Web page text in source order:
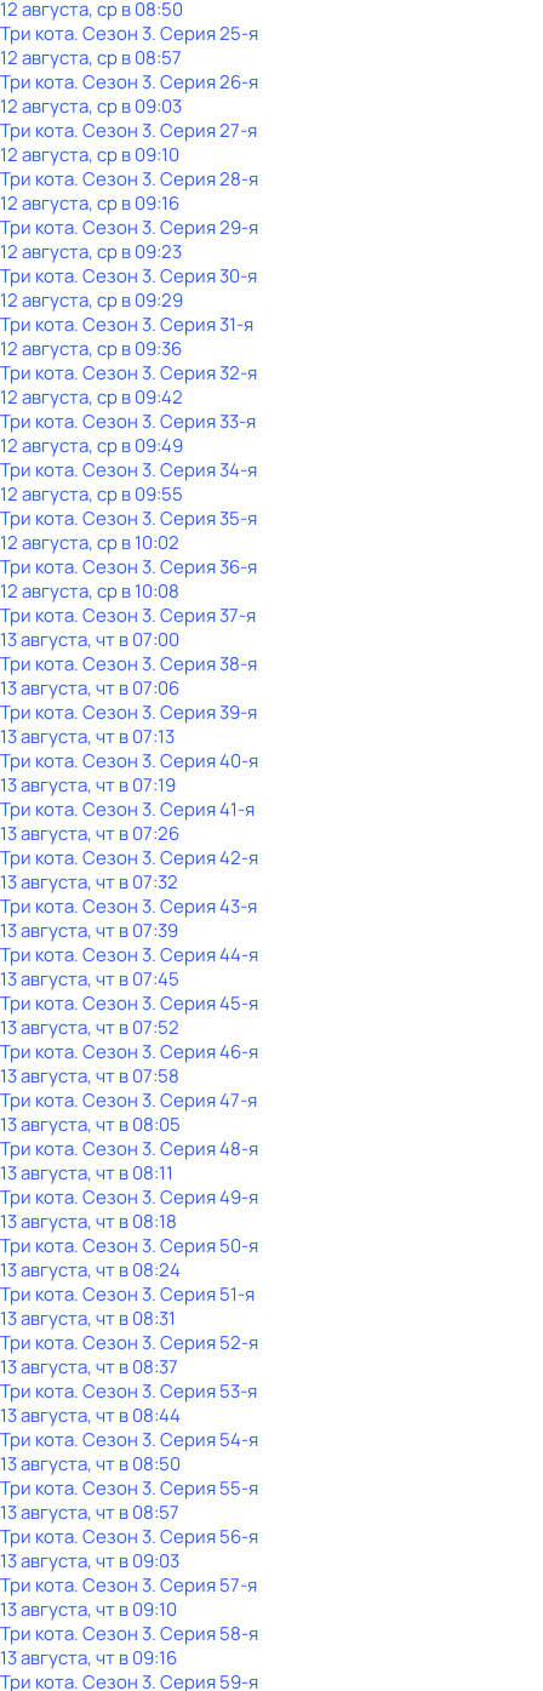
12 августа, ср в 08:50
Три кота. Сезон 3. Серия 25-я
12 августа, ср в 08:57
Три кота. Сезон 3. Серия 26-я
12 августа, ср в 09:03
Три кота. Сезон 3. Серия 27-я
12 августа, ср в 09:10
Три кота. Сезон 3. Серия 28-я
12 августа, ср в 09:16
Три кота. Сезон 3. Серия 29-я
12 августа, ср в 09:23
Три кота. Сезон 3. Серия 30-я
12 августа, ср в 09:29
Три кота. Сезон 3. Серия 31-я
12 августа, ср в 09:36
Три кота. Сезон 3. Серия 32-я
12 августа, ср в 09:42
Три кота. Сезон 3. Серия 33-я
12 августа, ср в 09:49
Три кота. Сезон 3. Серия 34-я
12 августа, ср в 09:55
Три кота. Сезон 3. Серия 35-я
12 августа, ср в 10:02
Три кота. Сезон 3. Серия 36-я
12 августа, ср в 10:08
Три кота. Сезон 3. Серия 37-я
13 августа, чт в 07:00
Три кота. Сезон 3. Серия 38-я
13 августа, чт в 07:06
Три кота. Сезон 3. Серия 39-я
13 августа, чт в 07:13
Три кота. Сезон 3. Серия 40-я
13 августа, чт в 07:19
Три кота. Сезон 3. Серия 41-я
13 августа, чт в 07:26
Три кота. Сезон 3. Серия 42-я
13 августа, чт в 07:32
Три кота. Сезон 3. Серия 43-я
13 августа, чт в 07:39
Три кота. Сезон 3. Серия 44-я
13 августа, чт в 07:45
Три кота. Сезон 3. Серия 45-я
13 августа, чт в 07:52
Три кота. Сезон 3. Серия 46-я
13 августа, чт в 07:58
Три кота. Сезон 3. Серия 47-я
13 августа, чт в 08:05
Три кота. Сезон 3. Серия 48-я
13 августа, чт в 08:11
Три кота. Сезон 3. Серия 49-я
13 августа, чт в 08:18
Три кота. Сезон 3. Серия 50-я
13 августа, чт в 08:24
Три кота. Сезон 3. Серия 51-я
13 августа, чт в 08:31
Три кота. Сезон 3. Серия 52-я
13 августа, чт в 08:37
Три кота. Сезон 3. Серия 53-я
13 августа, чт в 08:44
Три кота. Сезон 3. Серия 54-я
13 августа, чт в 08:50
Три кота. Сезон 3. Серия 55-я
13 августа, чт в 08:57
Три кота. Сезон 3. Серия 56-я
13 августа, чт в 09:03
Три кота. Сезон 3. Серия 57-я
13 августа, чт в 09:10
Три кота. Сезон 3. Серия 58-я
13 августа, чт в 09:16
Три кота. Сезон 3. Серия 59-я